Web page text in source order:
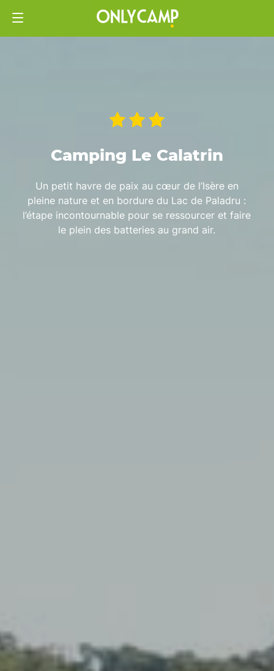
Camping Le Calatrin
Un petit havre de paix au cœur de l’Isère en
pleine nature et en bordure du Lac de Paladru :
l’étape incontournable pour se ressourcer et faire
le plein des batteries au grand air.